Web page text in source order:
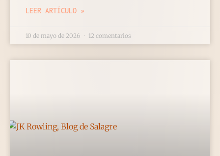
LEER ARTÍCULO »
10 de mayo de 2026 12 comentarios